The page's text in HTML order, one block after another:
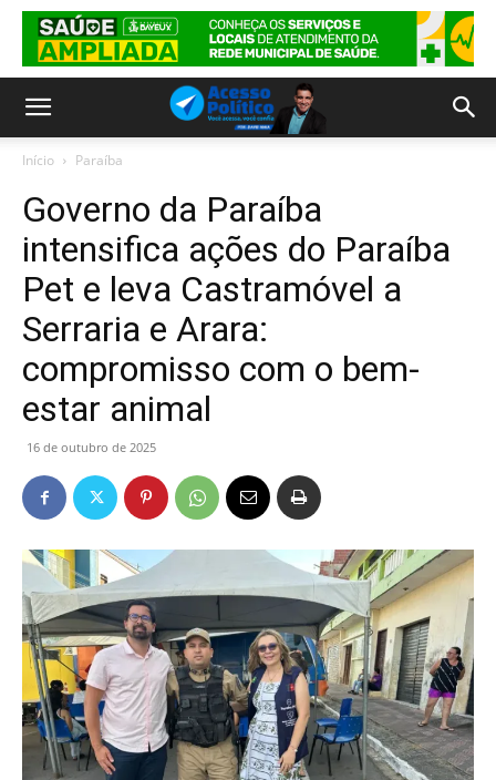
Início Paraíba
Governo da Paraíba
intensifica ações do Paraíba
Pet e leva Castramóvel a
Serraria e Arara:
compromisso com o bem-
estar animal
16 de outubro de 2025